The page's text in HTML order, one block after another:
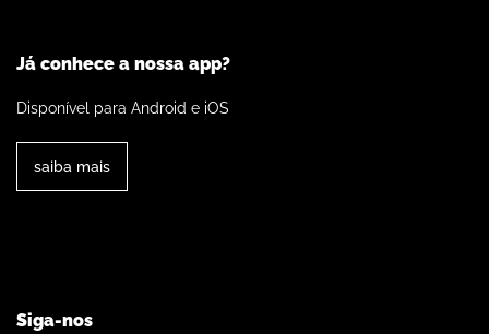
Já conhece a nossa app?
Disponível para Android e iOS
saiba mais
Siga-nos